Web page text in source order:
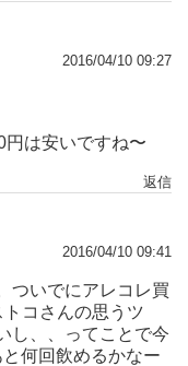
2016/04/10 09:27
円は安いですね〜
返信
2016/04/10 09:41
ついでにアレコレ買
コさんの思うツ
し、、ってことで今
何回飲めるかなー